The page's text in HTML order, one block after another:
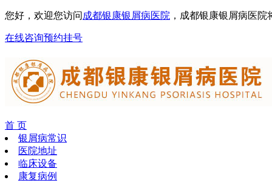
您好，欢迎您访问 成都银康银屑病医院 ，成都银康银屑病医
在线咨询预约挂号
首 页
银屑病常识
医院地址
临床设备
康复病例